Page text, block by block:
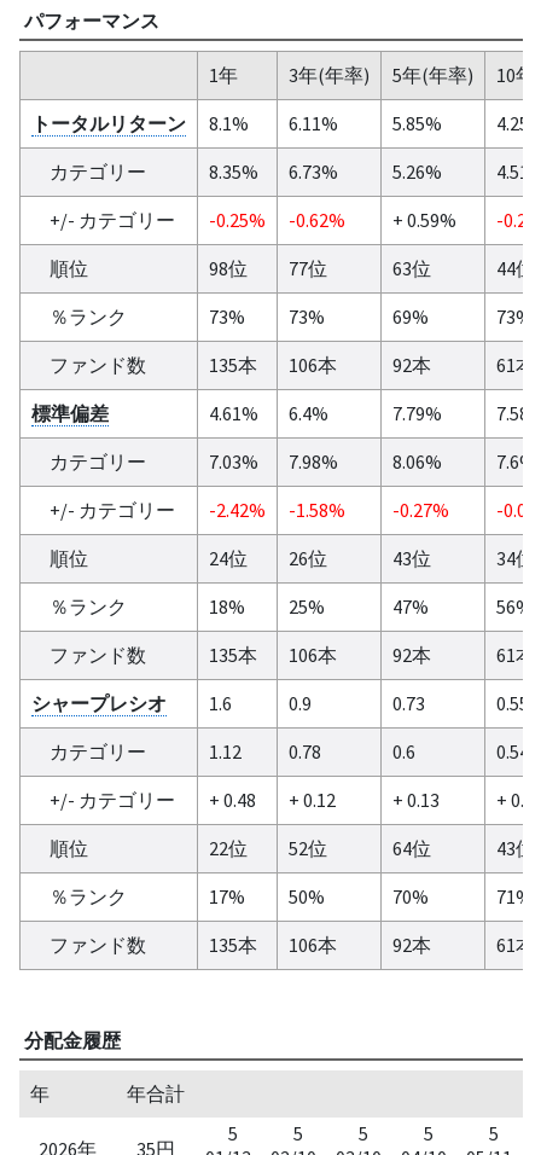
パフォーマンス
1年 3年(年率) 5年(年率)
10
トータルリターン
8.1% 6.11% 5.85%
カテゴリー
8.35% 6.73% 5.26%
+/- カテゴリー
-0.25% -0.62% + 0.59%
-
順位
98位 77位 63位
44位
％ランク
73% 73% 69%
73%
ファンド数
135本 106本 92本
61本
標準偏差
4.61% 6.4% 7.79%
カテゴリー
7.03% 7.98% 8.06%
7.6%
+/- カテゴリー
-2.42% -1.58% -0.27%
-
順位
24位 26位 43位
34位
％ランク
18% 25% 47%
56%
ファンド数
135本 106本 92本
61本
シャープレシオ
1.6 0.9 0.73
0.55
カテゴリー
1.12 0.78 0.6
0.54
+/- カテゴリー
+ 0.48 + 0.12 + 0.13
+
順位
22位 52位 64位
43位
％ランク
17% 50% 70%
71%
ファンド数
135本 106本 92本 61本
分配金履歴
年 年合計
2026年 35円
5
5
5
5
5